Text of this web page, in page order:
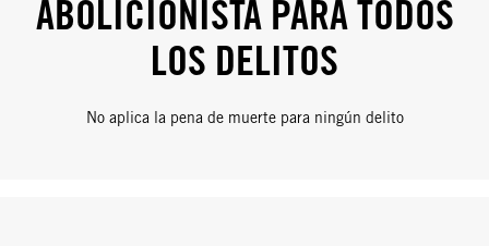
ABOLICIONISTA PARA TODOS
LOS DELITOS
No aplica la pena de muerte para ningún delito